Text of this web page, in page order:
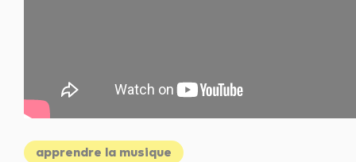
apprendre la musique